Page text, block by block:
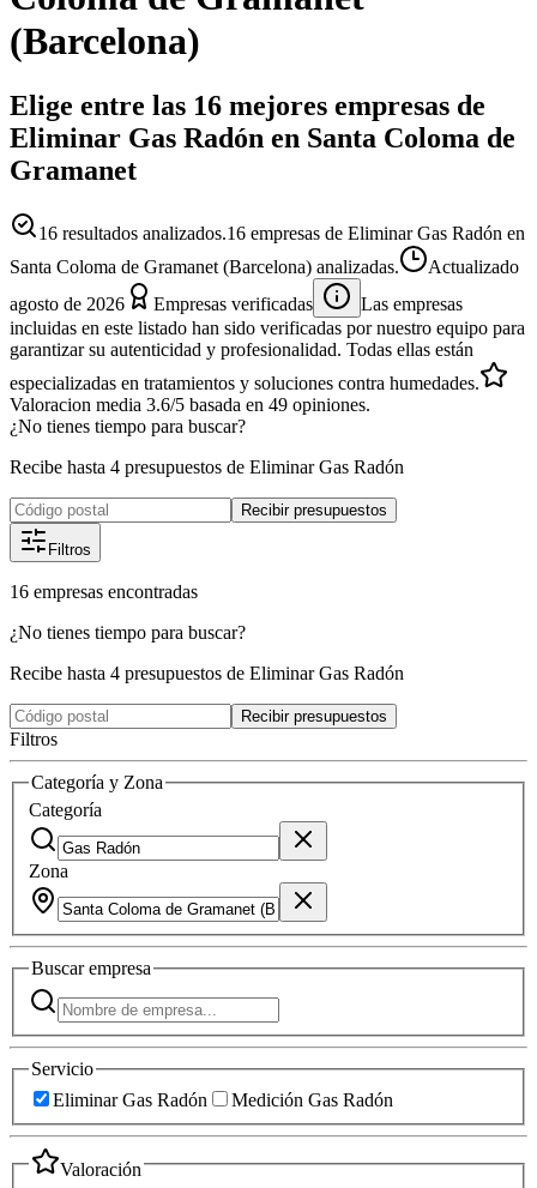
(Barcelona)
Elige entre las 16 mejores empresas de
Eliminar Gas Radón en Santa Coloma de
Gramanet
16 resultados analizados.16 empresas de Eliminar Gas Radón en
Santa Coloma de Gramanet (Barcelona) analizadas.
Actualizado
agosto de 2026
Empresas verificadas
Las empresas
incluidas en este listado han sido verificadas por nuestro equipo para
garantizar su autenticidad y profesionalidad. Todas ellas están
especializadas en tratamientos y soluciones contra humedades.
Valoracion media 3.6/5 basada en 49 opiniones.
¿No tienes tiempo para buscar?
Recibe hasta 4 presupuestos de Eliminar Gas Radón
Recibir presupuestos
Filtros
16 empresas encontradas
¿No tienes tiempo para buscar?
Recibe hasta 4 presupuestos de Eliminar Gas Radón
Recibir presupuestos
Filtros
Categoría y Zona
Categoría
Zona
Buscarempresa
Servicio
Eliminar Gas Radón
Medición Gas Radón
Valoración